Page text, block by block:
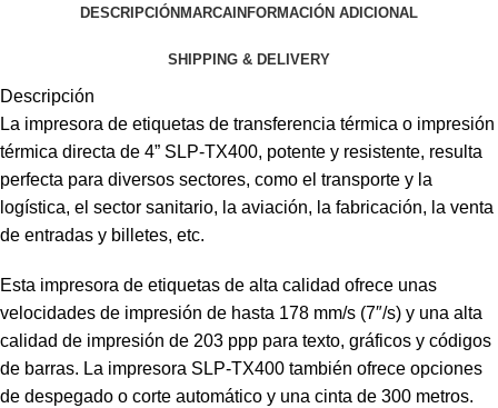
DESCRIPCIÓN MARCA INFORMACIÓN ADICIONAL
SHIPPING & DELIVERY
Descripción
La impresora de etiquetas de transferencia térmica o impresión
térmica directa de 4” SLP-TX400, potente y resistente, resulta
perfecta para diversos sectores, como el transporte y la
logística, el sector sanitario, la aviación, la fabricación, la venta
de entradas y billetes, etc.
Esta impresora de etiquetas de alta calidad ofrece unas
velocidades de impresión de hasta 178 mm/s (7″/s) y una alta
calidad de impresión de 203 ppp para texto, gráficos y códigos
de barras. La impresora SLP-TX400 también ofrece opciones
de despegado o corte automático y una cinta de 300 metros.